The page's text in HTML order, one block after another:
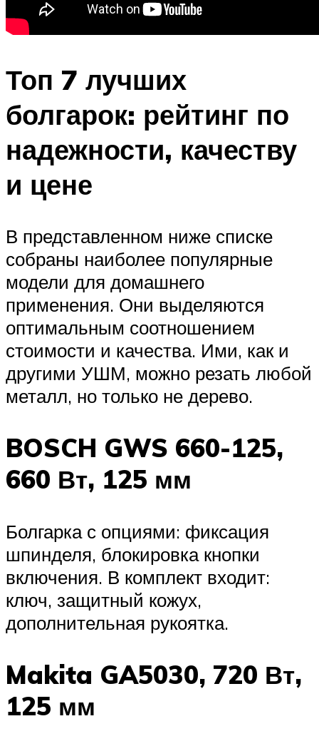
Топ 7 лучших
болгарок: рейтинг по
надежности, качеству
и цене
В представленном ниже списке
собраны наиболее популярные
модели для домашнего
применения. Они выделяются
оптимальным соотношением
стоимости и качества. Ими, как и
другими УШМ, можно резать любой
металл, но только не дерево.
BOSCH GWS 660-125,
660 Вт, 125 мм
Болгарка с опциями: фиксация
шпинделя, блокировка кнопки
включения. В комплект входит:
ключ, защитный кожух,
дополнительная рукоятка.
Makita GA5030, 720 Вт,
125 мм